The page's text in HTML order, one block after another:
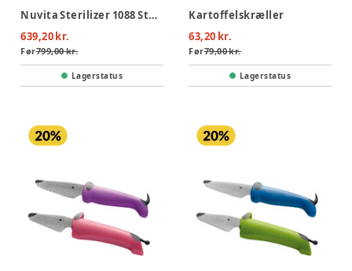
Nuvita Sterilizer 1088 SteriDry 2-in-1 - Sage Green
639,20 kr.
Før799,00 kr.
Lagerstatus
Kartoffelskræller
63,20 kr.
Før79,00 kr.
Lagerstatus